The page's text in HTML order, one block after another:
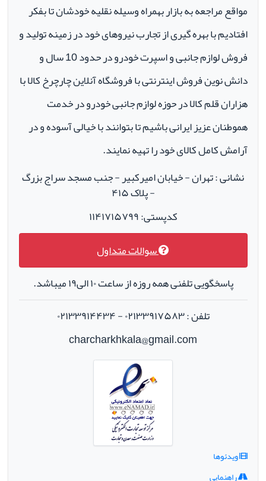
مواقع مراجعه به بازار بهمراه وسیله نقلیه خودشان تا بفکر
افتادیم با بهره گیری از تجارب نیروهای خود در زمینه تولید و
فروش لوازم جانبی و اسپرت خودرو در حدود 10 سال و
دانش نوین فروش اینترنتی با فروشگاه آنلاین چارچرخ کالا با
هزاران قلم کالا در حوزه لوازم جانبی خودرو در خدمت
هموطنان عزیز ایرانی باشیم تا بتوانند با خیالی آسوده و در
آرامش کامل کالای خود را تهیه نمایند.
نشانی : تهران - خیابان امیرکبیر - جنب مسجد سراج بزرگ
- پلاک ۴۱۵
کدپستی: ۱۱۴۱۷۱۵۷۹۹
سوالات متداول
پاسخگویی تلفنی همه روزه از ساعت ۱۰ الی۱۹ میباشد.
تلفن : ۰۲۱۳۳۹۱۷۵۸۳ - ۰۲۱۳۳۹۱۴۴۳۴
charcharkhkala@gmail.com
ویدئوها
راهنمایی